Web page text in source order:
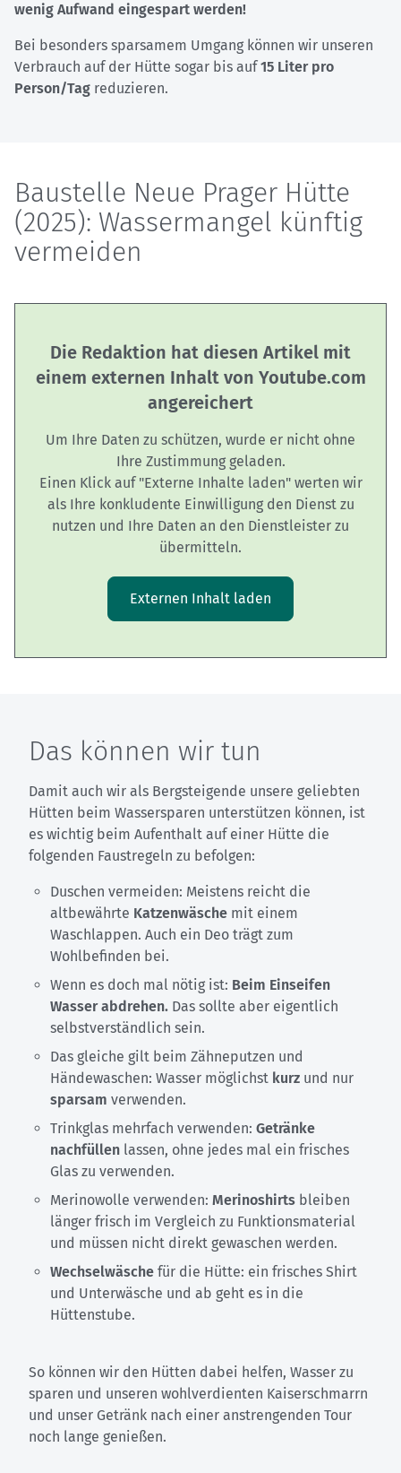
wenig Aufwand eingespart werden!
Bei besonders sparsamem Umgang können wir unseren
Verbrauch auf der Hütte sogar bis auf15 Liter pro
Person/Tag reduzieren.
Baustelle Neue Prager Hütte
(2025): Wassermangel künftig
vermeiden
Die Redaktion hat diesen Artikel mit
einem externen Inhalt von Youtube.com
angereichert
Um Ihre Daten zu schützen, wurde er nicht ohne
Ihre Zustimmung geladen.
Einen Klick auf "Externe Inhalte laden" werten wir
als Ihre konkludente Einwilligung den Dienst zu
nutzen und Ihre Daten an den Dienstleister zu
übermitteln.
Externen Inhalt laden
Das können wir tun
Damit auch wir als Bergsteigende unsere geliebten
Hütten beim Wassersparen unterstützen können, ist
es wichtig beim Aufenthalt auf einer Hütte die
folgenden Faustregeln zu befolgen:
Duschen vermeiden: Meistens reicht die
altbewährte Katzenwäsche mit einem
Waschlappen. Auch ein Deo trägt zum
Wohlbefinden bei.
Wenn es doch mal nötig ist: Beim Einseifen
Wasser abdrehen. Das sollte aber eigentlich
selbstverständlich sein.
Das gleiche gilt beim Zähneputzen und
Händewaschen: Wasser möglichst kurz und nur
sparsam verwenden.
Trinkglas mehrfach verwenden: Getränke
nachfüllen lassen, ohne jedes mal ein frisches
Glas zu verwenden.
Merinowolle verwenden: Merinoshirts bleiben
länger frisch im Vergleich zu Funktionsmaterial
und müssen nicht direkt gewaschen werden.
Wechselwäsche für die Hütte: ein frisches Shirt
und Unterwäsche und ab geht es in die
Hüttenstube.
So können wir den Hütten dabei helfen, Wasser zu
sparen und unseren wohlverdienten Kaiserschmarrn
und unser Getränk nach einer anstrengenden Tour
noch lange genießen.